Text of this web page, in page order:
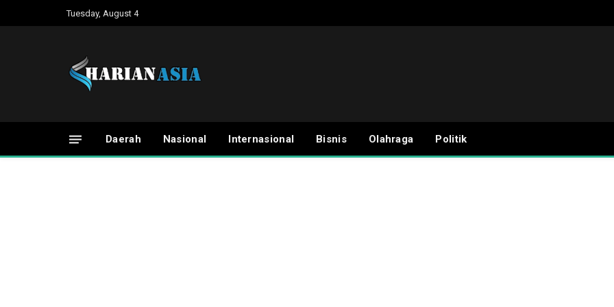
Tuesday, August 4
Daerah Nasional Internasional Bisnis Olahraga Politik